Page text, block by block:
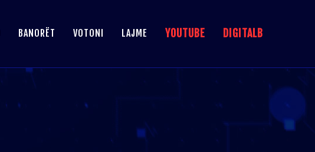
BANORËT VOTONI LAJME YOUTUBE DIGITALB